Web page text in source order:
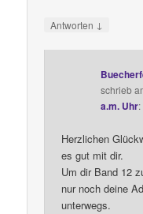
Antworten ↓
schrieb
a.m. Uhr:
Herzlichen
es gut mit dir.
Um dir Band 12
nur noch deine
unterwegs.